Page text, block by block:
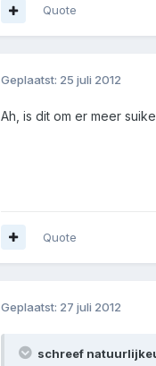
Quote
Geplaatst: 25 juli 2012
Ah, is dit om er meer
Quote
Geplaatst: 27 juli 2012
schreef